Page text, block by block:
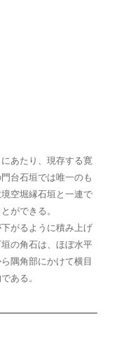
あたり、現存する寛
台石垣では唯一のも
空堀縁石垣と一連で
ができる。
がるように積み上げ
の角石は、ほぼ水平
隅角部にかけて横目
ある。